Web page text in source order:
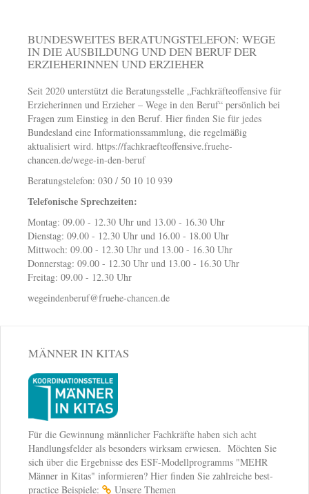
BUNDESWEITES BERATUNGSTELEFON: WEGE
IN DIE AUSBILDUNG UND DEN BERUF DER
ERZIEHERINNEN UND ERZIEHER
Seit 2020 unterstützt die Beratungsstelle „Fachkräfteoffensive für
Erzieherinnen und Erzieher – Wege in den Beruf“ persönlich bei
Fragen zum Einstieg in den Beruf. Hier finden Sie für jedes
Bundesland eine Informationssammlung, die regelmäßig
aktualisiert wird. https://fachkraefteoffensive.fruehe-
chancen.de/wege-in-den-beruf
Beratungstelefon: 030 / 50 10 10 939
Telefonische Sprechzeiten:
Montag: 09.00 - 12.30 Uhr und 13.00 - 16.30 Uhr
Dienstag: 09.00 - 12.30 Uhr und 16.00 - 18.00 Uhr
Mittwoch: 09.00 - 12.30 Uhr und 13.00 - 16.30 Uhr
Donnerstag: 09.00 - 12.30 Uhr und 13.00 - 16.30 Uhr
Freitag: 09.00 - 12.30 Uhr
wegeindenberuf@fruehe-chancen.de
MÄNNER IN KITAS
Für die Gewinnung männlicher Fachkräfte haben sich acht
Handlungsfelder als besonders wirksam erwiesen. Möchten Sie
sich über die Ergebnisse des ESF-Modellprogramms "MEHR
Männer in Kitas" informieren? Hier finden Sie zahlreiche best-
practice Beispiele:
Unsere Themen